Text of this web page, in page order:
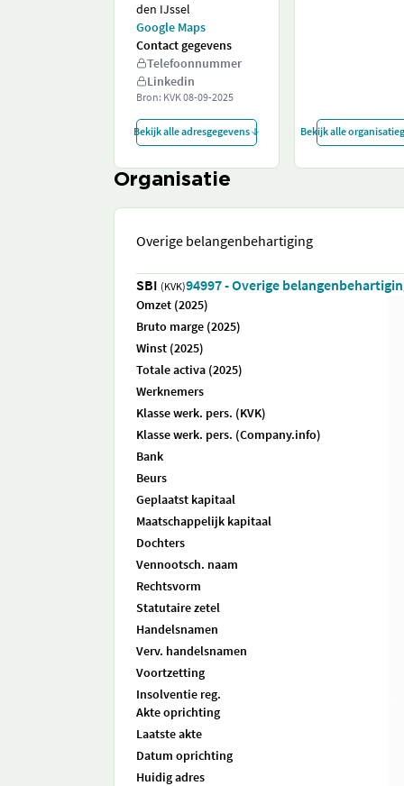
den IJssel
Google Maps
Contact gegevens
Telefoonnummer
Linkedin
Bron: KVK08-09-2025
Bekijk alle adresgegevens Bekijk alle
Organisatie
Overige belangenbehartiging
SBI (KVK)94997 - Overige
Omzet (2025)
Bruto marge (2025)
Winst (2025)
Totale activa (2025)
Werknemers
Klasse werk. pers. (KVK)
Klasse werk. pers. (Company.info)
Bank
Beurs
Geplaatst kapitaal
Maatschappelijk kapitaal
Dochters
Vennootsch. naam
Rechtsvorm
Statutaire zetel
Handelsnamen
Verv. handelsnamen
Voortzetting
Insolventie reg.
Akte oprichting
Laatste akte
Datum oprichting
Huidig adres